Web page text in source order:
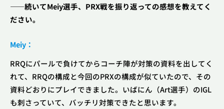
――続いてMeiy選手、PRX戦を振り返っての感想を教えてく
ださい。
Meiy：
RRQにパールで負けてからコーチ陣が対策の資料を出してく
れて、RRQの構成と今回のPRXの構成が似ていたので、その
資料どおりにプレイできました。いばにん（Art選手）のIGL
も刺さっていて、バッチリ対策できたと思います。